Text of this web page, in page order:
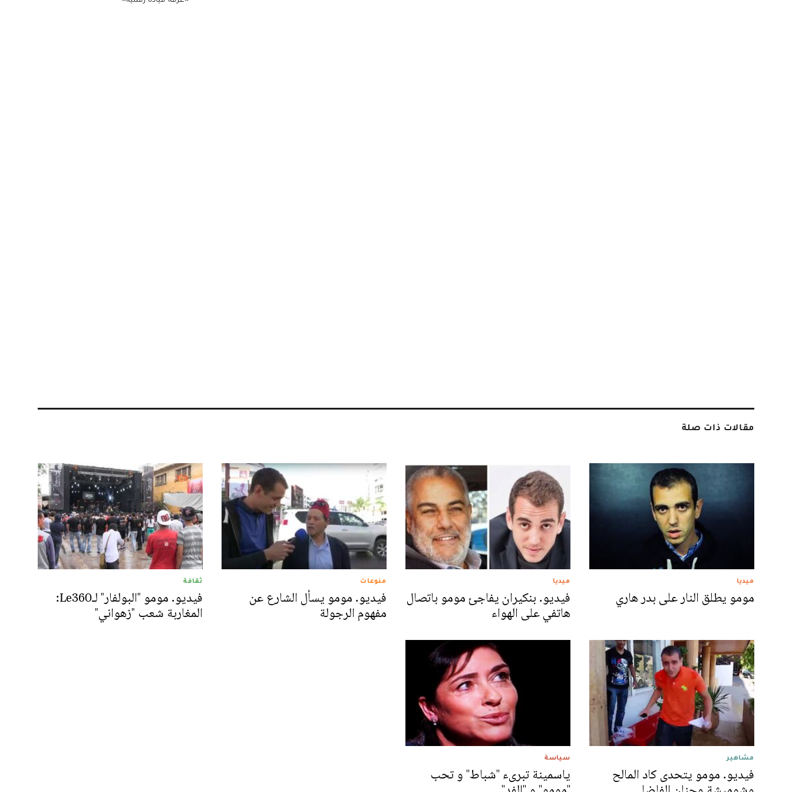
مقالات ذات صلة
ميديا
مومو يطلق النار على بدر هاري
ميديا
فيديو. بنكيران يفاجئ مومو باتصال
هاتفي على الهواء
منوعات
فيديو. مومو يسأل الشارع عن
مفهوم الرجولة
ثقافة
فيديو. مومو "البولفار" لـLe360:
المغاربة شعب "زهواني"
مشاهير
فيديو. مومو يتحدى كاد المالح
سياسة
ياسمينة تبرىء ''شباط'' و تحب